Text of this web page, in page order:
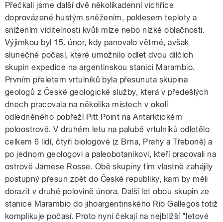
Přečkali jsme další dvě několikadenní vichřice
doprovázené hustým sněžením, poklesem teploty a
snížením viditelnosti kvůli mlze nebo nízké oblačnosti.
Výjimkou byl 15. únor, kdy panovalo větrné, avšak
slunečné počasí, které umožnilo odlet dvou dílčích
skupin expedice na argentinskou stanici Marambio.
Prvním přeletem vrtulníků byla přesunuta skupina
geologů z České geologické služby, která v předešlých
dnech pracovala na několika místech v okolí
odledněného pobřeží Pitt Point na Antarktickém
poloostrově. V druhém letu na palubě vrtulníků odletělo
celkem 6 lidí, čtyři biologové (z Brna, Prahy a Třeboně) a
po jednom geologovi a paleobotanikovi, kteří pracovali na
ostrově Jamese Rosse. Obě skupiny tím vlastně zahájily
postupný přesun zpět do České republiky, kam by měli
dorazit v druhé polovině února. Další let obou skupin ze
stanice Marambio do jihoargentinského Rio Gallegos totiž
komplikuje počasí. Proto nyní čekají na nejbližší "letové